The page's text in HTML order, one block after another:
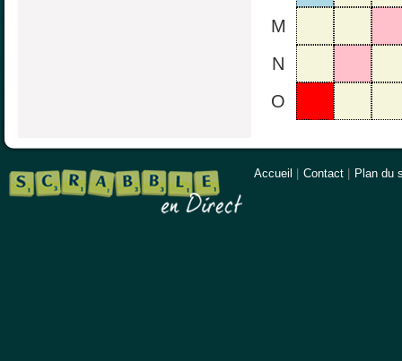
M
N
O
Accueil Contact Plan du